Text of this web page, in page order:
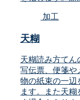
加工
天糊
天糊読み方てん
写伝票、便箋や
物の紙束の一辺
ます。また天